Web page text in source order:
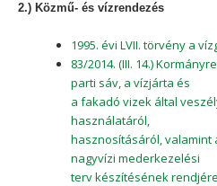
2.) Közmű- és vízrendezés
1995. évi LVII. törvény a
83/2014. (III. 14.)
parti sáv, a vízjárta és
a fakadó vizek által
használatáról,
hasznosításáról, valamint
nagyvízi mederkezelési
terv készítésének